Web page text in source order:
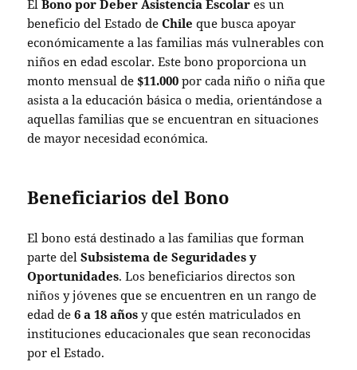
ElBono por Deber Asistencia Escolar es un
beneficio del Estado deChile que busca apoyar
económicamente a las familias más vulnerables con
niños en edad escolar. Este bono proporciona un
monto mensual de$11.000 por cada niño o niña que
asista a la educación básica o media, orientándose a
aquellas familias que se encuentran en situaciones
de mayor necesidad económica.
Beneficiarios del Bono
El bono está destinado a las familias que forman
parte delSubsistema de Seguridades y
Oportunidades. Los beneficiarios directos son
niños y jóvenes que se encuentren en un rango de
edad de6 a 18 años y que estén matriculados en
instituciones educacionales que sean reconocidas
por el Estado.